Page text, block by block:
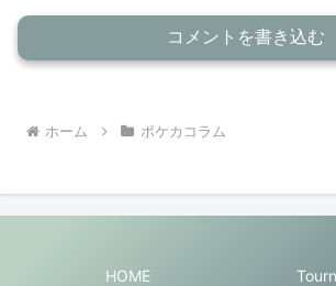
コメントを書き込む
ホーム ポケカコラム
HOME